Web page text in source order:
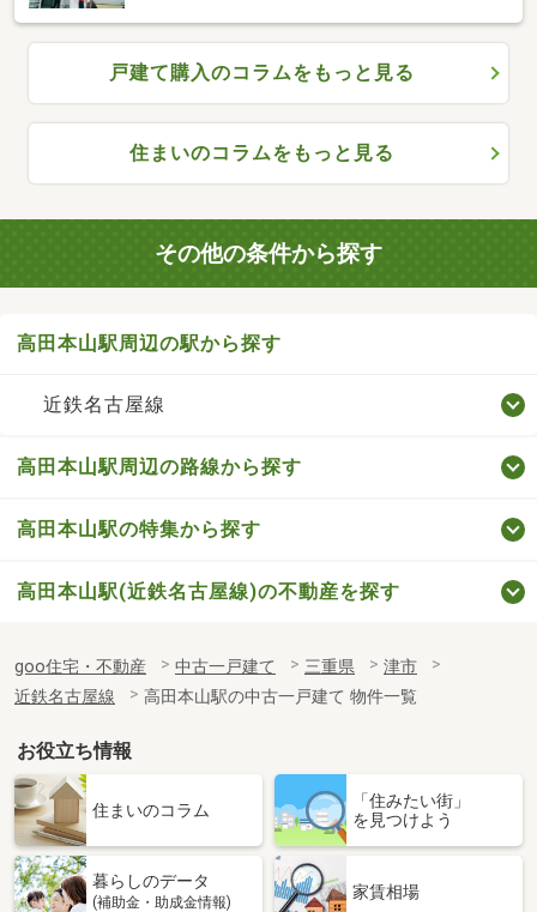
戸建て購入のコラムをもっと見る
住まいのコラムをもっと見る
その他の条件から探す
高田本山駅周辺の駅から探す
近鉄名古屋線
高田本山駅周辺の路線から探す
高田本山駅の特集から探す
高田本山駅(近鉄名古屋線)の不動産を探す
goo住宅・不動産 中古一戸建て 三重県
津市
近鉄名古屋線
高田本山駅の中古一戸建て 物件一覧
お役立ち情報
住まいのコラム
「住みたい街」
を見つけよう
暮らしのデータ
(補助金・助成金情報)
家賃相場